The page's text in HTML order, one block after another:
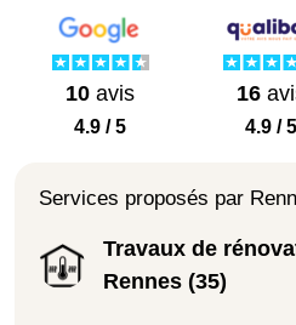
10 avis
4.9 / 5
16
4.9 / 5
Services proposés par
Travaux de
Rennes (35)